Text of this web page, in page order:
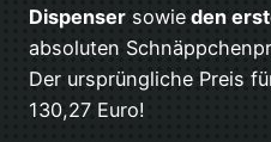
Dispenser sowie den
absoluten
Der ursprüngliche Preis
130,27 Euro!